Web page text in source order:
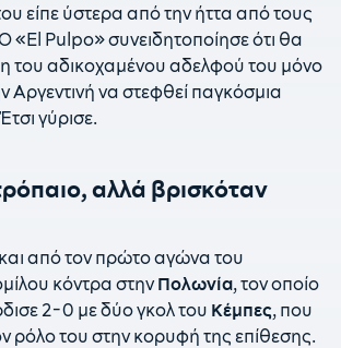
είπε ύστερα από την ήττα από τους
«El Pulpo» συνειδητοποίησε ότι θα
του αδικοχαμένου αδελφού του μόνο
Αργεντινή να στεφθεί παγκόσμια
γύρισε.
αλλά βρισκόταν
και από τον πρώτο αγώνα του
κόντρα στηνΠολωνία, τον οποίο
2-0 με δύο γκολ του Κέμπες, που
ρόλο του στην κορυφή της επίθεσης.